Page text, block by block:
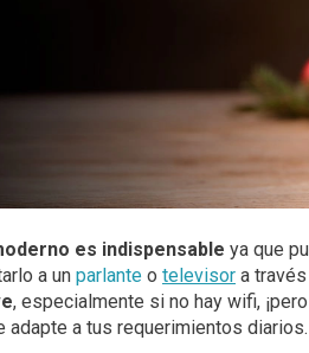
es indispensable ya que
a un parlante o televisor a
, especialmente si no hay wifi,
adapte a tus requerimientos diarios.